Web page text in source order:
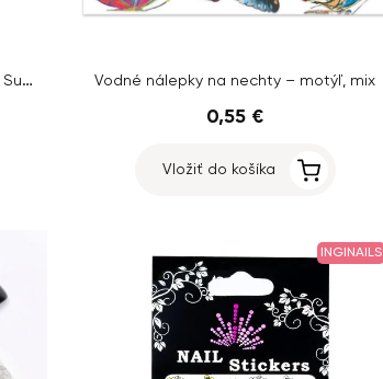
Luxusné vodné nálepky na nechty – Summer Vodné nálepky na nechty – motýľ, mix
0,55 €
Vložiť do košíka
INGINAILS